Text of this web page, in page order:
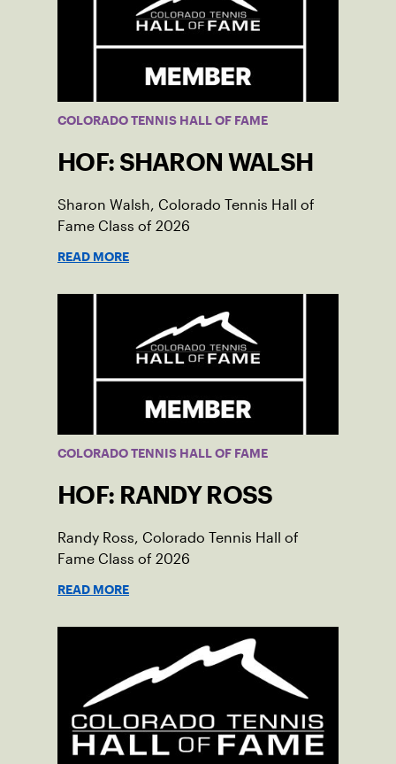
COLORADO TENNIS HALL OF FAME
HOF: SHARON WALSH
Sharon Walsh, Colorado Tennis Hall of
Fame Class of 2026
READ MORE
COLORADO TENNIS HALL OF FAME
HOF: RANDY ROSS
Randy Ross, Colorado Tennis Hall of
Fame Class of 2026
READ MORE